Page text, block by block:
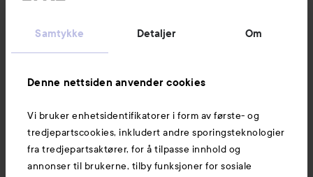
Samtykke Detaljer Om
Denne nettsiden anvender cookies
Vi bruker enhetsidentifikatorer i form av første- og
tredjepartscookies, inkludert andre sporingsteknologier
fra tredjepartsaktører, for å tilpasse innhold og
annonser til brukerne, tilby funksjoner for sosiale
Kundeservice
Informasjon
Også av interesse